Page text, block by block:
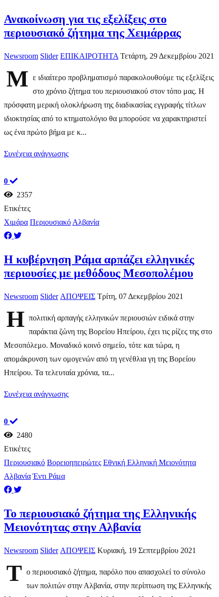
Ανακοίνωση για τις εξελίξεις στο
περιουσιακό ζήτημα της Χειμάρρας
Newsroom Slider ΕΠΙΚΑΙΡΟΤΗΤΑ Τετάρτη, 29 Δεκεμβρίου 2021
Μ
ε ιδιαίτερο προβληματισμό παρακολουθούμε τις εξελίξεις
στο χρόνιο ζήτημα του περιουσιακού στον τόπο μας. Η
πρόσφατη μερική ολοκλήρωση της διαδικασίας εγγραφής τίτλων
ιδιοκτησίας από το κτηματολόγιο θα μπορούσε να χαρακτηριστεί
ως ένα πρώτο βήμα με κ...
Συνέχεια ανάγνωσης
0
2357
Ετικέτες
Χιμάρα Περιουσιακό Αλβανία
Η κυβέρνηση Ράμα αρπάζει ελληνικές
περιουσίες με μεθόδους Μεσοπολέμου
Newsroom Slider ΑΠΟΨΕΙΣ Τρίτη, 07 Δεκεμβρίου 2021
Η πολιτική αρπαγής ελληνικών περιουσιών ειδικά στην
παράκτια ζώνη της Βορείου Ηπείρου, έχει τις ρίζες της στο
Μεσοπόλεμο. Μοναδικό κοινό σημείο, τότε και τώρα, η
απομάκρυνση των ομογενών από τη γενέθλια γη της Βορείου
Ηπείρου. Τα τελευταία χρόνια, τα...
Συνέχεια ανάγνωσης
0
2480
Ετικέτες
Περιουσιακό Βορειοηπειρώτες Εθνική Ελληνική Μειονότητα
Αλβανία Έντι Ράμα
Το περιουσιακό ζήτημα της Ελληνικής
Μειονότητας στην Αλβανία
Newsroom Slider ΑΠΟΨΕΙΣ Κυριακή, 19 Σεπτεμβρίου 2021
Τ ο περιουσιακό ζήτημα, παρόλο που απασχολεί το σύνολο
των πολιτών στην Αλβανία, στην περίπτωση της Ελληνικής